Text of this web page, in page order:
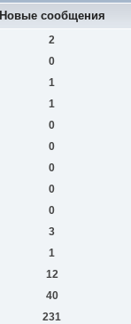
Новые сообщения
2
0
1
1
0
0
0
0
0
3
1
12
40
231